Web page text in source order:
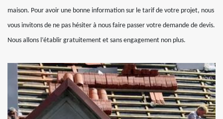
maison. Pour avoir une bonne information sur le tarif de votre projet, nous
vous invitons de ne pas hésiter à nous faire passer votre demande de devis.
Nous allons l’établir gratuitement et sans engagement non plus.